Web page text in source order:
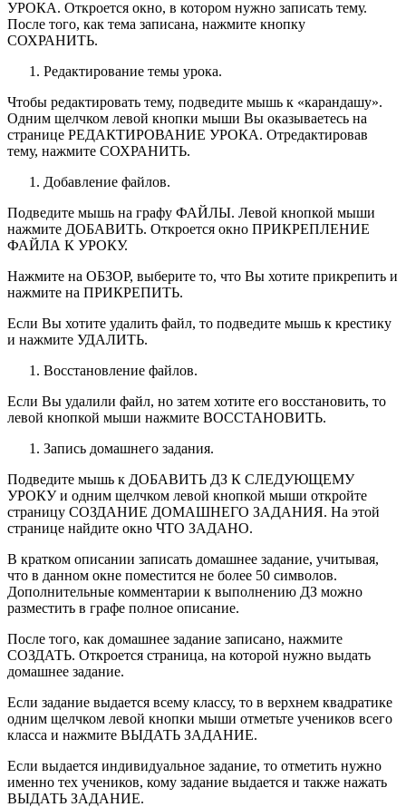
УРОКА. Откроется окно, в котором нужно записать тему.
После того, как тема записана, нажмите кнопку
СОХРАНИТЬ.
Редактирование темы урока.
Чтобы редактировать тему, подведите мышь к «карандашу».
Одним щелчком левой кнопки мыши Вы оказываетесь на
странице РЕДАКТИРОВАНИЕ УРОКА. Отредактировав
тему, нажмите СОХРАНИТЬ.
Добавление файлов.
Подведите мышь на графу ФАЙЛЫ. Левой кнопкой мыши
нажмите ДОБАВИТЬ. Откроется окно ПРИКРЕПЛЕНИЕ
ФАЙЛА К УРОКУ.
Нажмите на ОБЗОР, выберите то, что Вы хотите прикрепить и
нажмите на ПРИКРЕПИТЬ.
Если Вы хотите удалить файл, то подведите мышь к крестику
и нажмите УДАЛИТЬ.
Восстановление файлов.
Если Вы удалили файл, но затем хотите его восстановить, то
левой кнопкой мыши нажмите ВОССТАНОВИТЬ.
Запись домашнего задания.
Подведите мышь к ДОБАВИТЬ ДЗ К СЛЕДУЮЩЕМУ
УРОКУ и одним щелчком левой кнопкой мыши откройте
страницу СОЗДАНИЕ ДОМАШНЕГО ЗАДАНИЯ. На этой
странице найдите окно ЧТО ЗАДАНО.
В кратком описании записать домашнее задание, учитывая,
что в данном окне поместится не более 50 символов.
Дополнительные комментарии к выполнению ДЗ можно
разместить в графе полное описание.
После того, как домашнее задание записано, нажмите
СОЗДАТЬ. Откроется страница, на которой нужно выдать
домашнее задание.
Если задание выдается всему классу, то в верхнем квадратике
одним щелчком левой кнопки мыши отметьте учеников всего
класса и нажмите ВЫДАТЬ ЗАДАНИЕ.
Если выдается индивидуальное задание, то отметить нужно
именно тех учеников, кому задание выдается и также нажать
ВЫДАТЬ ЗАДАНИЕ.